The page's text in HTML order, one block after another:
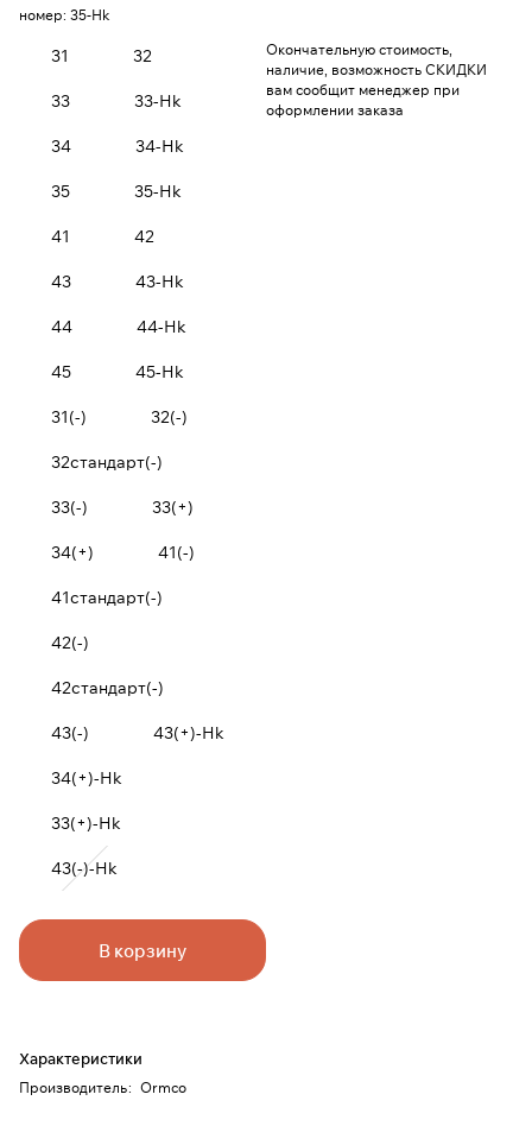
номер: 35-Hk
31 32
33 33-Hk
34 34-Hk
35 35-Hk
41 42
43 43-Hk
44 44-Hk
45 45-Hk
31(-) 32(-)
32стандарт(-)
33(-) 33(+)
34(+) 41(-)
41стандарт(-)
42(-)
42стандарт(-)
43(-) 43(+)-Hk
34(+)-Hk
33(+)-Hk
43(-)-Hk
В корзину
Характеристики
Производитель: Ormco
Окончательную стоимость,
наличие, возможность СКИДКИ
вам сообщит менеджер при
оформлении заказа